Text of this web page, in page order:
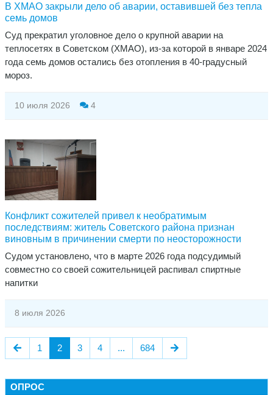
В ХМАО закрыли дело об аварии, оставившей без тепла
семь домов
​Суд прекратил уголовное дело о крупной аварии на
теплосетях в Советском (ХМАО), из-за которой в январе 2024
года семь домов остались без отопления в 40-градусный
мороз.
10 июля 2026 4
Конфликт сожителей привел к необратимым
последствиям: житель Советского района признан
виновным в причинении смерти по неосторожности
Судом установлено, что в марте 2026 года подсудимый
совместно со своей сожительницей распивал спиртные
напитки
8 июля 2026
1 2 3 4 ... 684
ОПРОС